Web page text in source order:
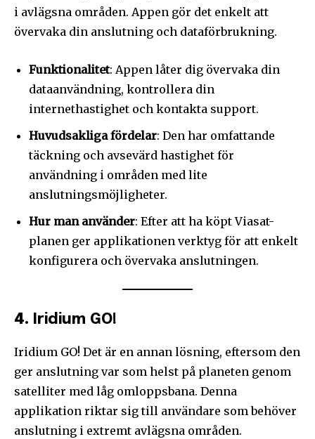
i avlägsna områden. Appen gör det enkelt att
övervaka din anslutning och dataförbrukning.
Funktionalitet: Appen låter dig övervaka din
dataanvändning, kontrollera din
internethastighet och kontakta support.
Huvudsakliga fördelar: Den har omfattande
täckning och avsevärd hastighet för
användning i områden med lite
anslutningsmöjligheter.
Hur man använder: Efter att ha köpt Viasat-
planen ger applikationen verktyg för att enkelt
konfigurera och övervaka anslutningen.
4. Iridium GO!
Iridium GO! Det är en annan lösning, eftersom den
ger anslutning var som helst på planeten genom
satelliter med låg omloppsbana. Denna
applikation riktar sig till användare som behöver
anslutning i extremt avlägsna områden.